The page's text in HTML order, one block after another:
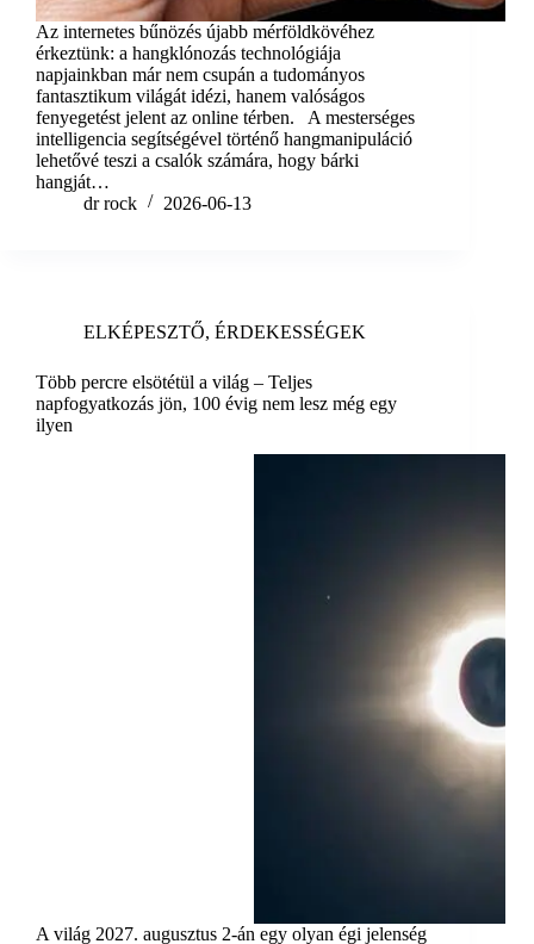
Az internetes bűnözés újabb mérföldkövéhez
érkeztünk: a hangklónozás technológiája
napjainkban már nem csupán a tudományos
fantasztikum világát idézi, hanem valóságos
fenyegetést jelent az online térben. A mesterséges
intelligencia segítségével történő hangmanipuláció
lehetővé teszi a csalók számára, hogy bárki
hangját…
dr rock
2026-06-13
ELKÉPESZTŐ, ÉRDEKESSÉGEK
Több percre elsötétül a világ – Teljes
napfogyatkozás jön, 100 évig nem lesz még egy
ilyen
A világ 2027. augusztus 2-án egy olyan égi jelenség